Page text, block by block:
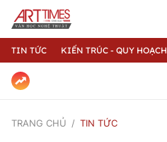
TIN TỨC KIẾN TRÚC - QUY HOẠCH
TRANG CHỦ TIN TỨC